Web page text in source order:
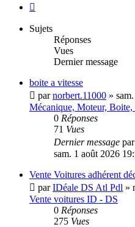
Sujets
Réponses
Vues
Dernier message
boite a vitesse
parnorbert.11000 »
Mécanique, Moteur, Boite,
0 Réponses
71 Vues
Dernier message par
sam. 1 août 2026
Vente Voitures adhérent
parIDéale DS Atl Pdl »
Vente voitures ID - DS
0 Réponses
275 Vues